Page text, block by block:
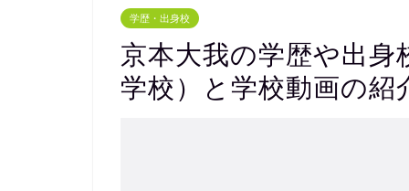
学歴・出身校
京本大我の学歴や出身
学校）と学校動画の紹